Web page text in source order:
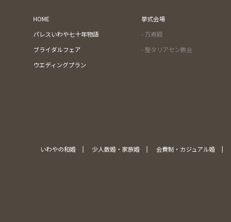
HOME
パレスいわや七十年物語
ブライダルフェア
ウエディングプラン
挙式会場
- 万寿殿
- 聖タリアセン教会
いわやの和婚 少人数婚・家族婚 会費制・カジュアル婚